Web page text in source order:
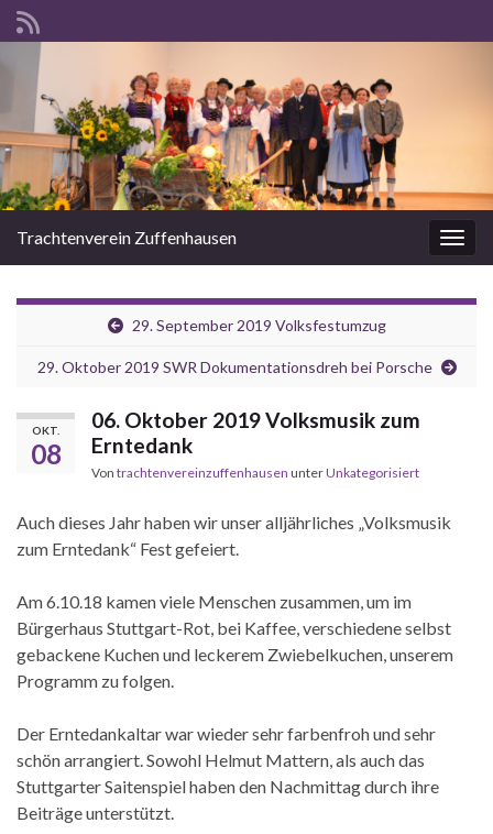
Trachtenverein Zuffenhausen
29. September 2019 Volksfestumzug
29. Oktober 2019 SWR Dokumentationsdreh bei Porsche
OKT.
08
06. Oktober 2019 Volksmusik zum
Erntedank
Von trachtenvereinzuffenhausen unterUnkategorisiert
Auch dieses Jahr haben wir unser alljährliches „Volksmusik
zum Erntedank“ Fest gefeiert.
Am 6.10.18 kamen viele Menschen zusammen, um im
Bürgerhaus Stuttgart-Rot, bei Kaffee, verschiedene selbst
gebackene Kuchen und leckerem Zwiebelkuchen, unserem
Programm zu folgen.
Der Erntedankaltar war wieder sehr farbenfroh und sehr
schön arrangiert. Sowohl Helmut Mattern, als auch das
Stuttgarter Saitenspiel haben den Nachmittag durch ihre
Beiträge unterstützt.